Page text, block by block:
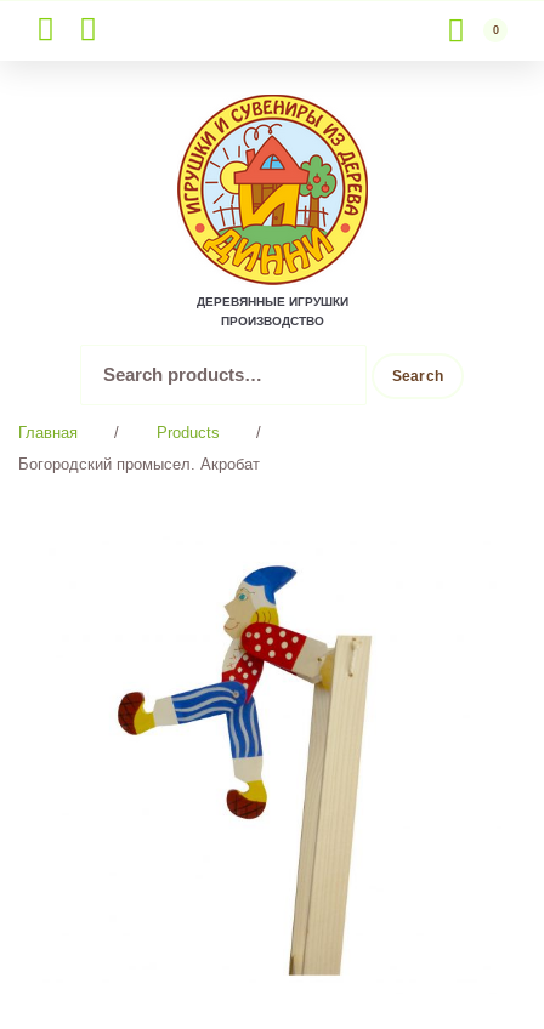
to
content
0
ДЕРЕВЯННЫЕ ИГРУШКИ
ПРОИЗВОДСТВО
for:
Search
Главная / Products
/
Богородский промысел. Акробат